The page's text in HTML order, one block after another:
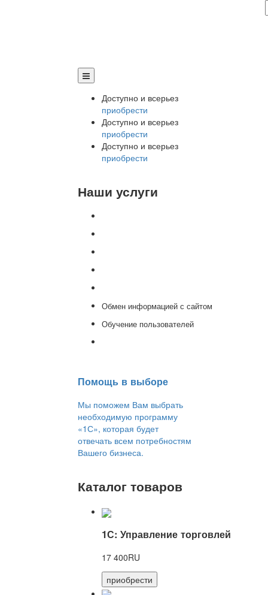
Доступно и всерьез
приобрести
Доступно и всерьез
приобрести
Доступно и всерьез
приобрести
Наши услуги
Обмен информацией с сайтом
Обучение пользователей
Помощь в выборе
Мы поможем Вам выбрать
необходимую программу
«1С», которая будет
отвечать всем потребностям
Вашего бизнеса.
Каталог товаров
1С: Управление торговлей
17 400RU
приобрести